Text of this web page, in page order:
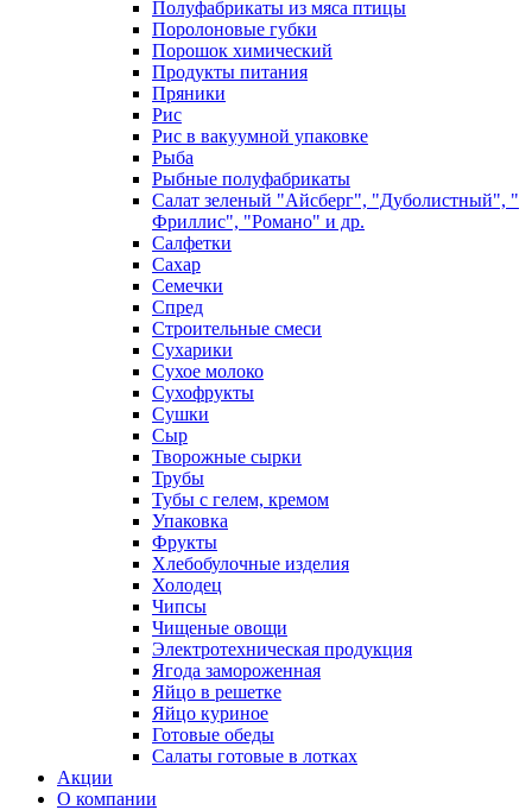
Полуфабрикаты из мяса птицы
Поролоновые губки
Порошок химический
Продукты питания
Пряники
Рис
Рис в вакуумной упаковке
Рыба
Рыбные полуфабрикаты
Салат зеленый "Айсберг", "Дуболистный", "
Фриллис", "Романо" и др.
Салфетки
Сахар
Семечки
Спред
Строительные смеси
Сухарики
Сухое молоко
Сухофрукты
Сушки
Сыр
Творожные сырки
Трубы
Тубы с гелем, кремом
Упаковка
Фрукты
Хлебобулочные изделия
Холодец
Чипсы
Чищеные овощи
Электротехническая продукция
Ягода замороженная
Яйцо в решетке
Яйцо куриное
Готовые обеды
Салаты готовые в лотках
Акции
О компании